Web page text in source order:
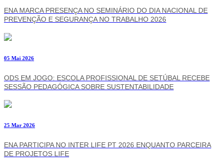
ENA MARCA PRESENÇA NO SEMINÁRIO DO DIA NACIONAL DE
PREVENÇÃO E SEGURANÇA NO TRABALHO 2026
05 Mai 2026
ODS EM JOGO: ESCOLA PROFISSIONAL DE SETÚBAL RECEBE
SESSÃO PEDAGÓGICA SOBRE SUSTENTABILIDADE
25 Mar 2026
ENA PARTICIPA NO INTER LIFE PT 2026 ENQUANTO PARCEIRA
DE PROJETOS LIFE